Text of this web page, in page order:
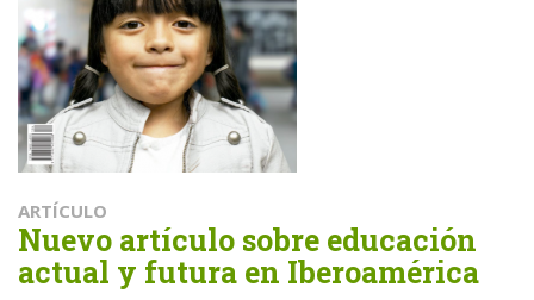
ARTÍCULO
Nuevo artículo sobre educación
actual y futura en Iberoamérica